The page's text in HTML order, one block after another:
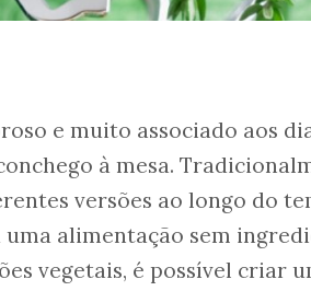
e muito associado aos
à mesa.
versões ao longo do
alimentação sem
vegetais, é possível criar